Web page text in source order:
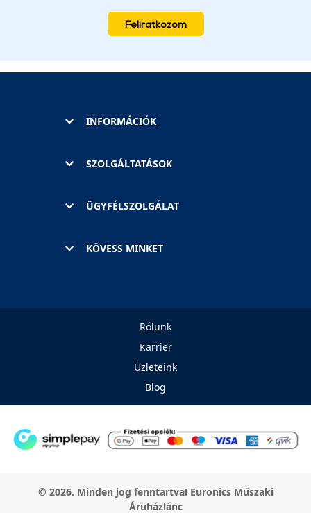
Feliratkozom
INFORMÁCIÓK
SZOLGÁLTATÁSOK
ÜGYFÉLSZOLGÁLAT
KÖVESS MINKET
Rólunk
Karrier
Üzleteink
Blog
© 2026. Minden jog fenntartva! Euronics Műszaki
Áruházlánc